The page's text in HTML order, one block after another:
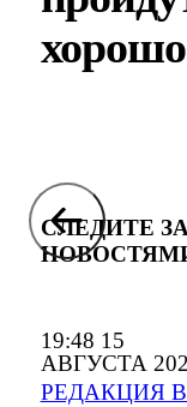
19:48 15
АВГУСТА
РЕДАКЦИЯ
СЛЕДИТЕ ЗА